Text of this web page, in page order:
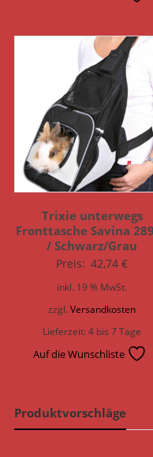
Trixie unterwegs
Fronttasche Savina
/ Schwarz/Grau
Preis: 42,74€
inkl. 19 % MwSt.
zzgl.Versandkosten
Lieferzeit:4 bis 7 Tage
Auf die Wunschliste
Produktvorschläge